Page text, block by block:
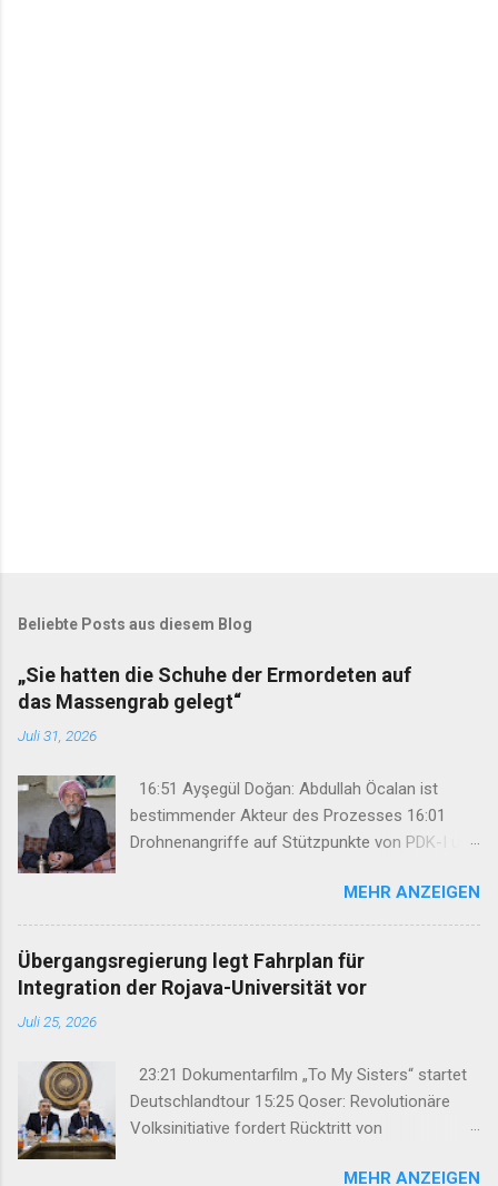
Beliebte Posts aus diesem Blog
„Sie hatten die Schuhe der Ermordeten auf
das Massengrab gelegt“
Juli 31, 2026
16:51 Ayşegül Doğan: Abdullah Öcalan ist
bestimmender Akteur des Prozesses 16:01
Drohnenangriffe auf Stützpunkte von PDK-I und
nicht vergessen und werden es niemals
vergessen lassen“ 15:18 „Sie hatten die Schuhe
der Ermordeten auf das Massengrab gelegt“
12:47 34. Kurdisches Kulturfestival setzt auf
neues Konzept 08:45 Hasan Basri Fırat unter
Rahmengesetz darf nicht nur das Schweigen
der Waffen regeln 13:51 Varisheh Moradi wird
notwendige medizinische Behandlung
MEHR ANZEIGEN
Übergangsregierung legt Fahrplan für
Integration der Rojava-Universität vor
Juli 25, 2026
23:21 Dokumentarfilm „To My Sisters“ startet
Deutschlandtour 15:25 Qoser: Revolutionäre
Volksinitiative fordert Rücktritt von
Straflosigkeit verhindert Aufarbeitung des
MEHR ANZEIGEN